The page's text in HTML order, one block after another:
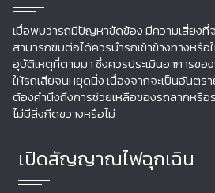
เมื่อพบว่ารถมีปัญหาขัดข้อง มีความเสี่ยงที่
สามารถขับต่อได้ควรนำรถเข้าข้างทางหรื
อุบัติเหตุที่ตามมา ซึ่งควรประเมินอาการขอ
ให้รถเสียจนหยุดนิ่ง เนื่องจากจะเป็นอันต
ต้องคำนึงถึงการช่วยเหลือของรถลากหรื
ไม่มีสิ่งกีดขวางหรือไม่
เปิดสัญญาณไฟฉุกเฉิน